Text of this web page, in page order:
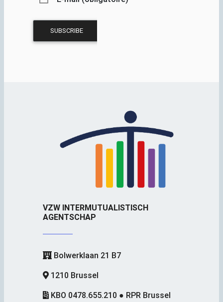
VZW INTERMUTUALISTISCH
AGENTSCHAP
Bolwerklaan 21 B7
1210 Brussel
KBO 0478.655.210 ● RPR Brussel